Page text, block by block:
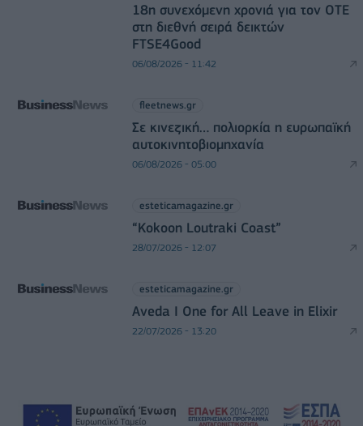
18η συνεχόμενη χρονιά για τον ΟΤΕ
στη διεθνή σειρά δεικτών
FTSE4Good
06/08/2026 - 11:42
fleetnews.gr
Σε κινεζική… πολιορκία η ευρωπαϊκή
αυτοκινητοβιομηχανία
06/08/2026 - 05:00
esteticamagazine.gr
“Kokoon Loutraki Coast”
28/07/2026 - 12:07
esteticamagazine.gr
Aveda I One for All Leave in Elixir
22/07/2026 - 13:20